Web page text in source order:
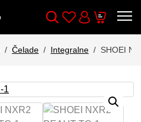
Wishlist
Cart
Čelade Integralne SHOEI